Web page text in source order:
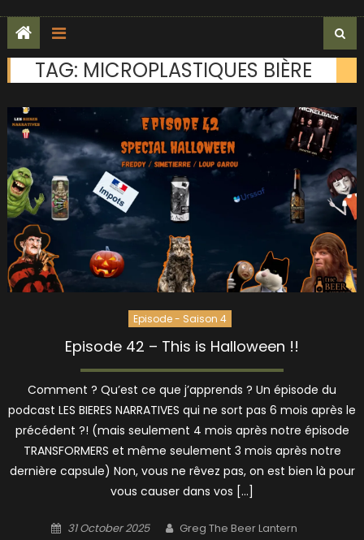
TAG: MICROPLASTIQUES BIÈRE
Episode - Saison 4
Episode 42 – This is Halloween !!
Comment ? Qu’est ce que j’apprends ? Un épisode du
podcast LES BIERES NARRATIVES qui ne sort pas 6 mois après le
précédent ?! (mais seulement 4 mois après notre épisode
TRANSFORMERS et même seulement 3 mois après notre
dernière capsule) Non, vous ne rêvez pas, on est bien là pour
vous causer dans vos […]
Posted
31 October 2025 Author
Greg The Beer Lantern